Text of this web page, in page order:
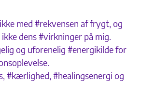
med #rekvensen af frygt, og
dens #virkninger på mig.
og uforenelig #energikilde for
#kærlighed, #healingsenergi og